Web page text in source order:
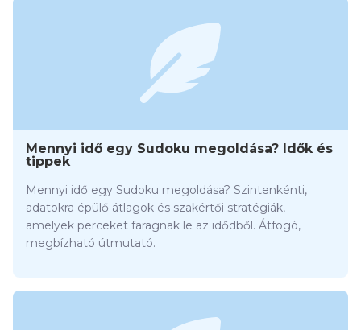
Mennyi idő egy Sudoku megoldása? Idők és
tippek
Mennyi idő egy Sudoku megoldása? Szintenkénti,
adatokra épülő átlagok és szakértői stratégiák,
amelyek perceket faragnak le az idődből. Átfogó,
megbízható útmutató.